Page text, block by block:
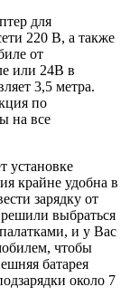
для
220 В, а также
от
или 24В в
3,5 метра.
по
на все
установке
крайне удобна в
зарядку от
выбраться
и у Вас
чтобы
батарея
около 7